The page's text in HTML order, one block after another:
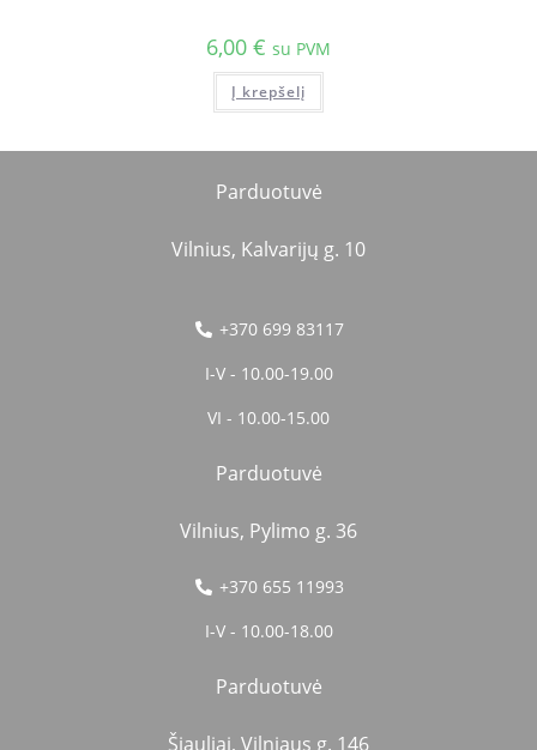
6,00 € su PVM
Į krepšelį
Parduotuvė
Vilnius, Kalvarijų g. 10
+370 699 83117
I-V - 10.00-19.00
VI - 10.00-15.00
Parduotuvė
Vilnius, Pylimo g. 36
+370 655 11993
I-V - 10.00-18.00
Parduotuvė
Šiauliai, Vilniaus g. 146